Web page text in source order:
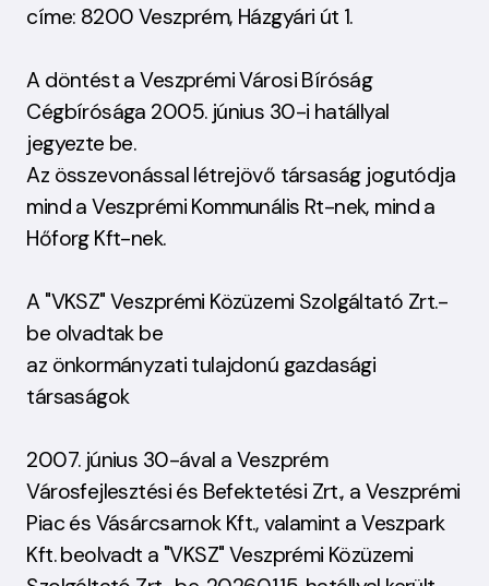
címe: 8200 Veszprém, Házgyári út 1.
A döntést a Veszprémi Városi Bíróság
Cégbírósága 2005. június 30-i hatállyal
jegyezte be.
Az összevonással létrejövő társaság jogutódja
mind a Veszprémi Kommunális Rt-nek, mind a
Hőforg Kft-nek.
A "VKSZ" Veszprémi Közüzemi Szolgáltató Zrt.-
be olvadtak be
az önkormányzati tulajdonú gazdasági
társaságok
2007. június 30-ával a Veszprém
Városfejlesztési és Befektetési Zrt., a Veszprémi
Piac és Vásárcsarnok Kft., valamint a Veszpark
Kft. beolvadt a "VKSZ" Veszprémi Közüzemi